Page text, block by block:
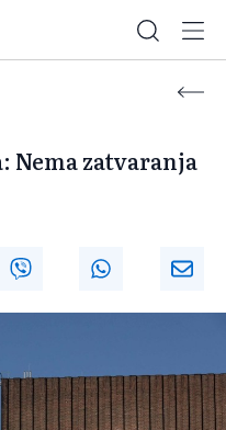
Nema zatvaranja